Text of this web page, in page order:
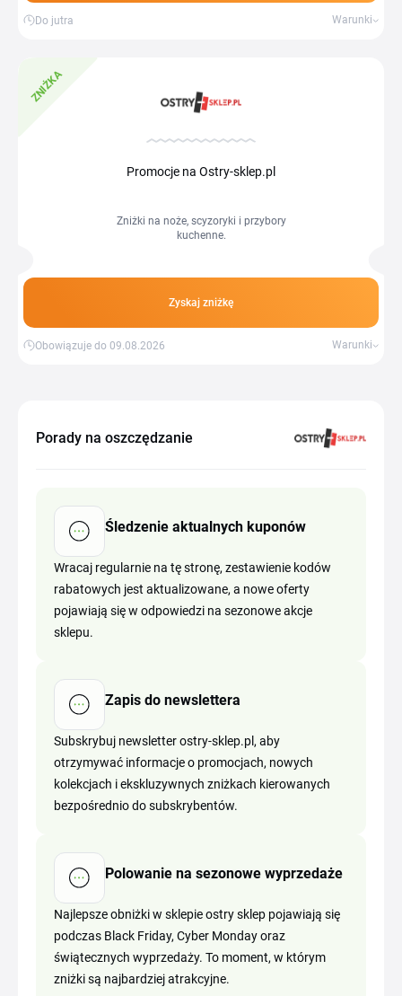
Do jutra Warunki
ZNIŻKA
Promocje na Ostry-sklep.pl
Zniżki na noże, scyzoryki i przybory
kuchenne.
Zyskaj zniżkę
Obowiązuje do 09.08.2026 Warunki
Porady na oszczędzanie
Śledzenie aktualnych kuponów
Wracaj regularnie na tę stronę, zestawienie kodów
rabatowych jest aktualizowane, a nowe oferty
pojawiają się w odpowiedzi na sezonowe akcje
sklepu.
Zapis do newslettera
Subskrybuj newsletter ostry-sklep.pl, aby
otrzymywać informacje o promocjach, nowych
kolekcjach i ekskluzywnych zniżkach kierowanych
bezpośrednio do subskrybentów.
Polowanie na sezonowe wyprzedaże
Najlepsze obniżki w sklepie ostry sklep pojawiają się
podczas Black Friday, Cyber Monday oraz
świątecznych wyprzedaży. To moment, w którym
zniżki są najbardziej atrakcyjne.